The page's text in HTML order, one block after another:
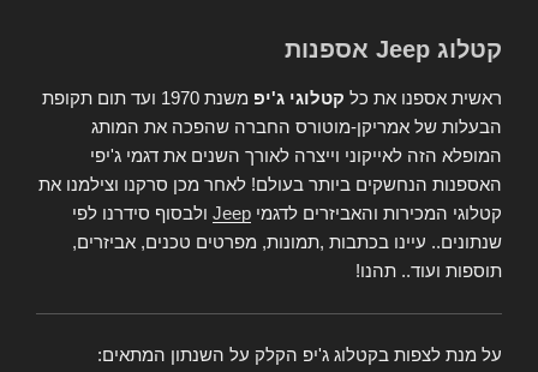
קטלוג Jeep אספנות
ראשית אספנו את כל קטלוגי ג'יפ
משנת 1970 ועד תום תקופת
הבעלות של אמריקן-מוטורס החברה שהפכה את המותג
המופלא הזה לאייקוני וייצרה לאורך השנים את דגמי ג'יפי
האספנות הנחשקים ביותר בעולם! לאחר מכן סרקנו וצילמנו את
קטלוגי המכירות והאביזרים לדגמי Jeep ולבסוף סידרנו לפי
שנתונים.. עיינו בכתבות ,תמונות, מפרטים טכנים, אביזרים,
תוספות ועוד.. תהנו!
על מנת לצפות בקטלוג ג'יפ הקלק על השנתון המתאים: